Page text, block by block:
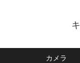
カメラ